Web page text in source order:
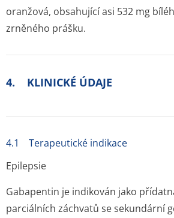
oranžová, obsahující asi 532 mg
zrněného prášku.
4. KLINICKÉ ÚDAJE
4.1 Terapeutické indikace
Epilepsie
Gabapentin je indikován jako
parciálních záchvatů se sekundární